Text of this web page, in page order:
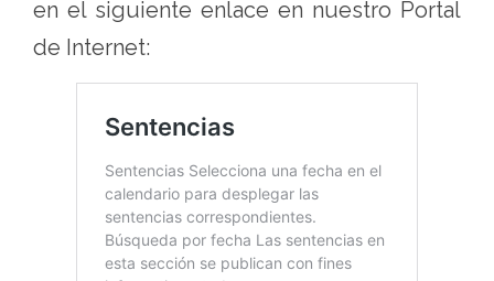
en el siguiente enlace en nuestro Portal
de Internet: